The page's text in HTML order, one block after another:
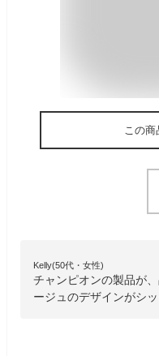
この
Kelly(50代・女性)
チャンピオンの製品が
ージュのデザインがシッ